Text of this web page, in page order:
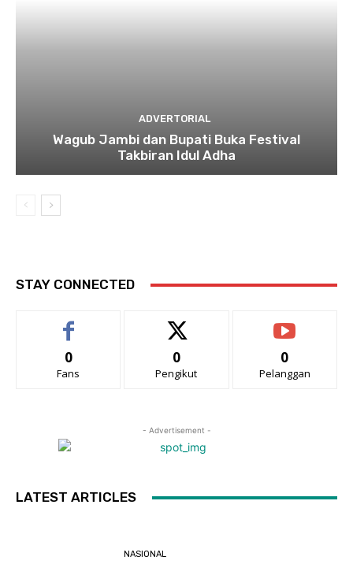
ADVERTORIAL
Wagub Jambi dan Bupati Buka Festival
Takbiran Idul Adha
STAY CONNECTED
0
Fans
0
Pengikut
0
Pelanggan
- Advertisement -
LATEST ARTICLES
NASIONAL